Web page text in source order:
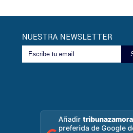
NUESTRA NEWSLETTER
Añadirtribunazamora
preferida de Google